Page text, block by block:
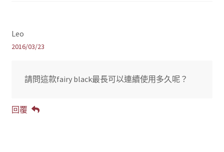
Leo
2016/03/23
請問這款fairy black最長可以連續使用多久呢？
回覆